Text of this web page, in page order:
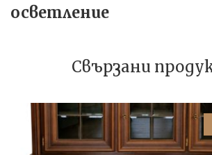
осветление
Свързани